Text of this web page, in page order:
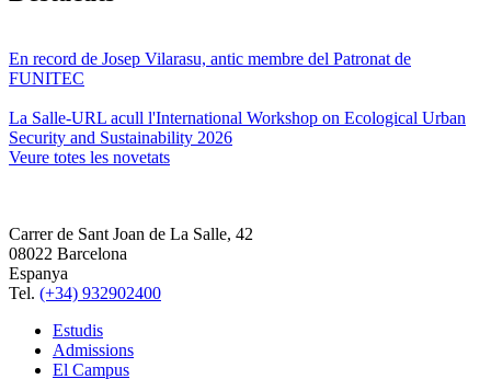
En record de Josep Vilarasu, antic membre del Patronat de
FUNITEC
La Salle-URL acull l'International Workshop on Ecological Urban
Security and Sustainability 2026
Veure totes les novetats
Carrer de Sant Joan de La Salle, 42
08022 Barcelona
Espanya
Tel. (+34) 932902400
Estudis
Admissions
El Campus